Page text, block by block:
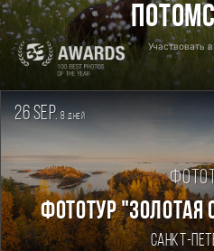
Участвовать
26 sep. 8дней
ФОТОТУР "ЗОЛОТАЯ
Санкт-